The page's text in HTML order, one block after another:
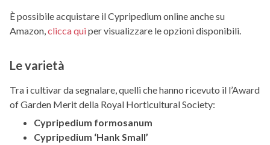
È possibile acquistare il Cypripedium online anche su
Amazon,clicca quiper visualizzare le opzioni disponibili.
Le varietà
Tra i cultivar da segnalare, quelli che hanno ricevuto il l’Award
of Garden Merit della Royal Horticultural Society:
Cypripedium formosanum
Cypripedium ‘Hank Small’